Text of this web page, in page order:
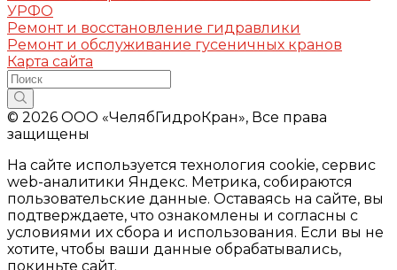
УРФО
Ремонт и восстановление гидравлики
Ремонт и обслуживание гусеничных кранов
Карта сайта
© 2026 ООО «ЧелябГидроКран», Все права
защищены
На сайте используется технология cookie, сервис
web-аналитики Яндекс. Метрика, собираются
пользовательские данные. Оставаясь на сайте, вы
подтверждаете, что ознакомлены и согласны с
условиями их сбора и использования. Если вы не
хотите, чтобы ваши данные обрабатывались,
покиньте сайт.